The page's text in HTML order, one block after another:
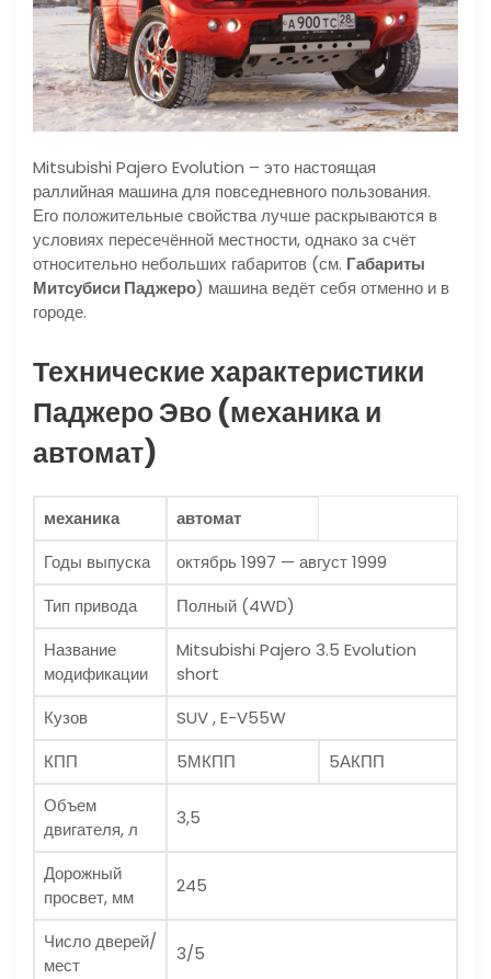
Mitsubishi Pajero Evolution – это настоящая
раллийная машина для повседневного пользования.
Его положительные свойства лучше раскрываются в
условиях пересечённой местности, однако за счёт
относительно небольших габаритов (см. Габариты
Митсубиси Паджеро) машина ведёт себя отменно и в
городе.
Технические характеристики
Паджеро Эво (механика и
автомат)
механика
автомат
Годы выпуска
октябрь 1997 — август 1999
Тип привода
Полный (4WD)
Название
модификации
Mitsubishi Pajero 3.5 Evolution
short
Кузов
SUV , E-V55W
КПП
5МКПП
5АКПП
Объем
двигателя, л
3,5
Дорожный
просвет, мм
245
Число дверей/
мест
3/5